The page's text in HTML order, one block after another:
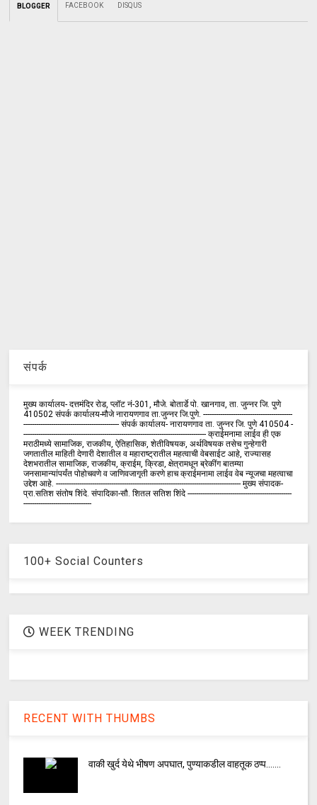
BLOGGER FACEBOOK DISQUS
संपर्क
मुख्य कार्यालय- दत्तमंदिर रोड, प्लॉट नं-301, मौजे. बोतार्डे पो. खानगाव, ता. जुन्नर जि. पुणे
410502 संपर्क कार्य‍ालय-मौजे नारायणगाव ता.जुन्नर जि.पुणे. ------------------------------------------
--------------------------------------------- संपर्क कार्यालय- नारायणगाव ता. जुन्नर जि. पुणे 410504 -
-------------------------------------------------------------------------------------- क्राईमनामा लाईव ही एक
मराठीमध्ये सामाजिक, राजकीय, ऐतिहासिक, शेतीविषयक, अर्थविषयक तसेच गुन्हेगारी
जगतातील माहिती देणारी देशातील व महाराष्ट्रातील महत्वाची वेबसाईट आहे, राज्यासह
देशभरातील सामाजिक, राजकीय, क्राईम, क्रिडा, क्षेत्रामधून ब्रेकींग बातम्या
जनसामान्यांपर्यंत पोहोचवणे व जाणिवजागृती करणे हाच क्राईमनामा लाईव वेब न्यूजचा महत्वाचा
उद्देश आहे. --------------------------------------------------------------------------------------- मुख्य संपादक-
प्रा.सतिश संतोष शिंदे. संपादिका-सौ. शितल सतिश शिंदे -------------------------------------------------
--------------------------------
100+ Social Counters
WEEK TRENDING
RECENT WITH THUMBS
वाकी खुर्द येथे भीषण अपघात, पुण्याकडील वाहतूक ठप्प.......